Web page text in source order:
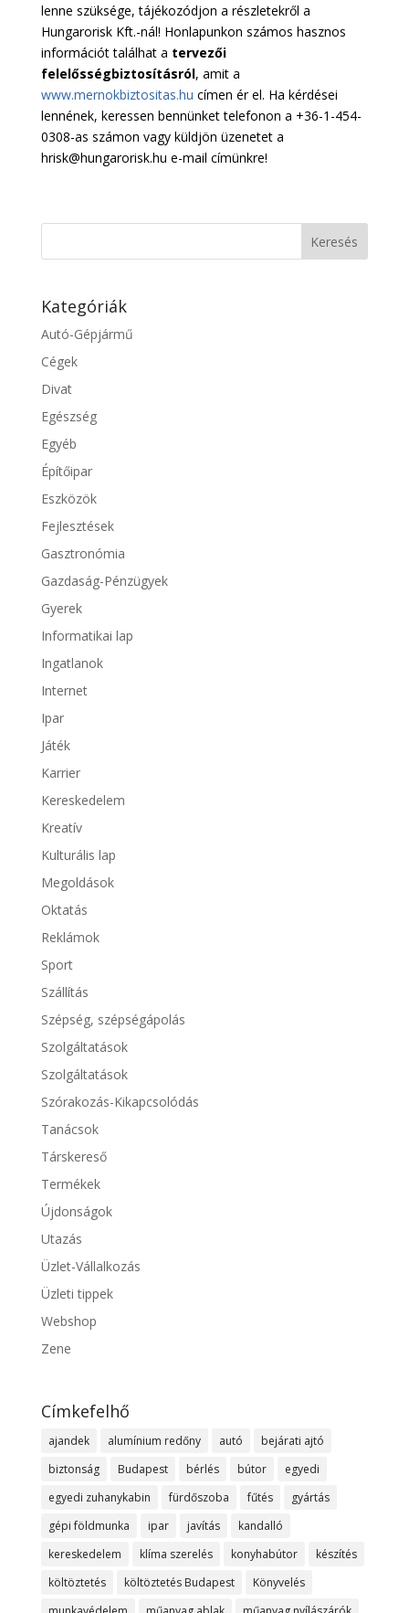
lenne szüksége, tájékozódjon a részletekről a
Hungarorisk Kft.-nál! Honlapunkon számos hasznos
információt találhat a tervezői
felelősségbiztosításról, amit a
www.mernokbiztositas.hu címen ér el. Ha kérdései
lennének, keressen bennünket telefonon a +36-1-454-
0308-as számon vagy küldjön üzenetet a
hrisk@hungarorisk.hu e-mail címünkre!
Kategóriák
Autó-Gépjármű
Cégek
Divat
Egészség
Egyéb
Építőipar
Eszközök
Fejlesztések
Gasztronómia
Gazdaság-Pénzügyek
Gyerek
Informatikai lap
Ingatlanok
Internet
Ipar
Játék
Karrier
Kereskedelem
Kreatív
Kulturális lap
Megoldások
Oktatás
Reklámok
Sport
Szállítás
Szépség, szépségápolás
Szolgáltatások
Szolgáltatások
Szórakozás-Kikapcsolódás
Tanácsok
Társkereső
Termékek
Újdonságok
Utazás
Üzlet-Vállalkozás
Üzleti tippek
Webshop
Zene
Címkefelhő
ajandek alumínium redőny autó
bejárati ajtó
biztonság
Budapest bérlés bútor
egyedi
egyedi zuhanykabin
fürdőszoba fűtés
gyártás
gépi földmunka
ipar javítás
kandalló
kereskedelem
klíma szerelés konyhabútor
készítés
költöztetés
költöztetés Budapest
Könyvelés